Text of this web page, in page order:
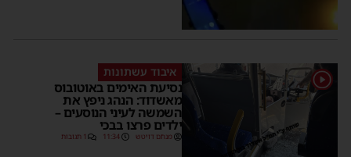
איבוד עשתונות
נסיעת האימים באוטובוס
מאשדוד: הנהג ניפץ את
השמשה לעיני הנוסעים –
ילדים פרצו בבכי
מנחם דויטש 11:34 1 תגובות